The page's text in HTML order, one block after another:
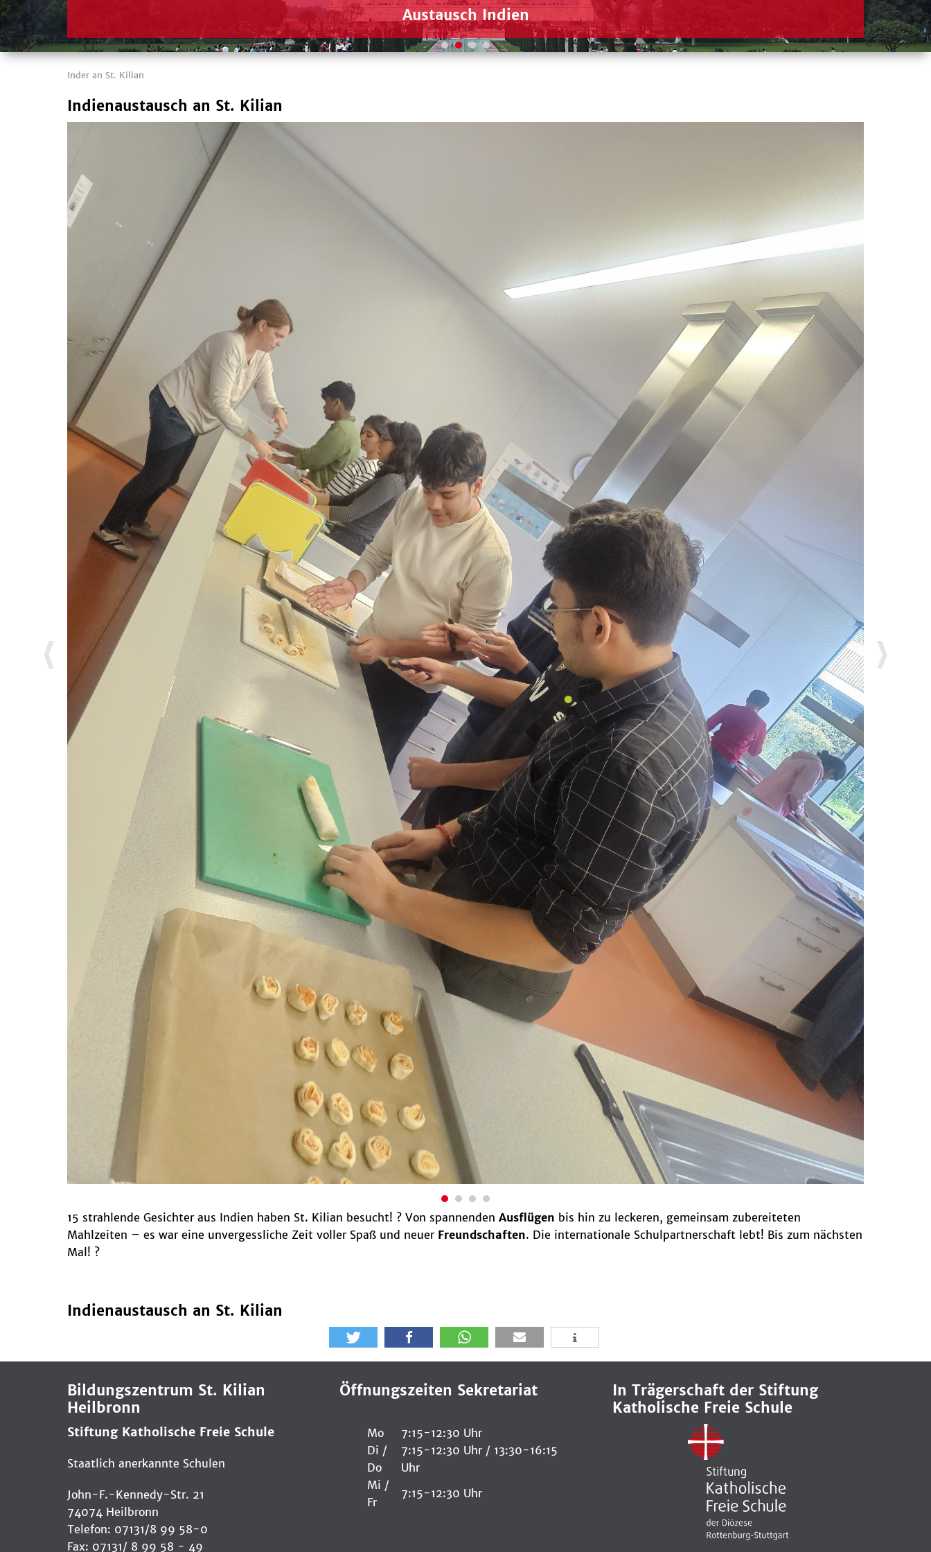
Austausch Indien
Inder an St. Kilian
Indienaustausch an St. Kilian
15 strahlende Gesichter aus Indien haben St. Kilian besucht! ? Von spannenden Ausflügen bis hin zu leckeren, gemeinsam zubereiteten
Mahlzeiten – es war eine unvergessliche Zeit voller Spaß und neuer Freundschaften. Die internationale Schulpartnerschaft lebt! Bis zum nächsten
Mal! ?
Indienaustausch an St. Kilian
Bildungszentrum St. Kilian
Heilbronn
Stiftung Katholische Freie Schule
Staatlich anerkannte Schulen
John-F.-Kennedy-Str. 21
74074 Heilbronn
Telefon: 07131/8 99 58-0
Fax: 07131/ 8 99 58 - 49
Öffnungszeiten Sekretariat
Mo
7:15-12:30 Uhr
Di /
Do
7:15-12:30 Uhr / 13:30-16:15
Uhr
Mi /
Fr
7:15-12:30 Uhr
In Trägerschaft der Stiftung
Katholische Freie Schule